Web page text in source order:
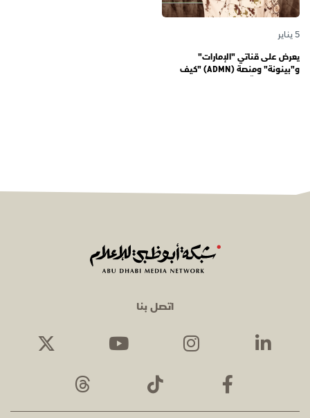
5 يناير
يعرض على قناتي "الإمارات"
و"بينونة" ومنصة (ADMN) "كيف
اتصل بنا